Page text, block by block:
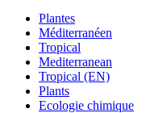
Plantes
Méditerranéen
Tropical
Mediterranean
Tropical (EN)
Plants
Ecologie chimique